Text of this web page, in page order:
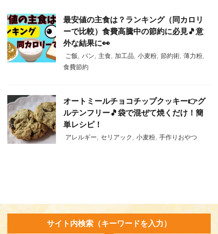
最安値の主食は？ランキング（同カロリ
ーで比較）食費高騰中の節約に必見🎵意
外な結果に👀
ご飯 パン 主食 加工品 小麦粉 節約術 薄力粉
食費節約
オートミールチョコチップクッキー👉グ
ルテンフリー🎵袋で混ぜて焼くだけ！簡
単レシピ！
アレルギー セリアック 小麦粉 手作りおやつ
サイト内検索（キーワードを入力）